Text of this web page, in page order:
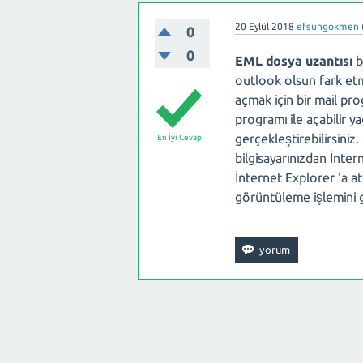
0
0
20 Eylül 2018 efsungokmen
En İyi Cevap
EML dosya uzantısı
outlook olsun fark
açmak için bir mail
programı ile açabilir
gerçekleştirebilirsiniz.
bilgisayarınızdan
İnternet Explorer 'a
görüntüleme işlemini